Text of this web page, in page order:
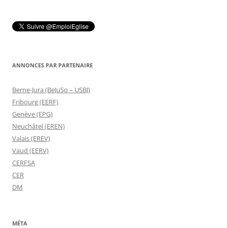
ANNONCES PAR PARTENAIRE
Berne-Jura (BeJuSo – USBJ)
Fribourg (EERF)
Genève (EPG)
Neuchâtel (EREN)
Valais (EREV)
Vaud (EERV)
CERFSA
CER
DM
MÉTA